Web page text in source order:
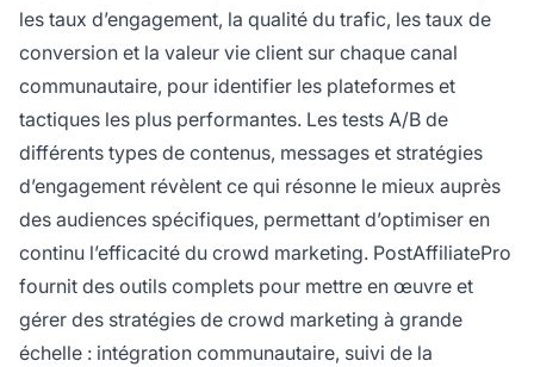
les taux d’engagement, la qualité du trafic, les taux de
conversion et la valeur vie client sur chaque canal
communautaire, pour identifier les plateformes et
tactiques les plus performantes. Les tests A/B de
différents types de contenus, messages et stratégies
d’engagement révèlent ce qui résonne le mieux auprès
des audiences spécifiques, permettant d’optimiser en
continu l’efficacité du crowd marketing. PostAffiliatePro
fournit des outils complets pour mettre en œuvre et
gérer des stratégies de crowd marketing à grande
échelle : intégration communautaire, suivi de la